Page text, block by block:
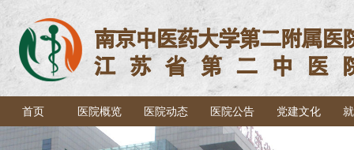
首页 医院概览 医院动态 医院公告 党建文化